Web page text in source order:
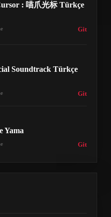
: 喵爪光标 Türkçe
Git
Soundtrack Türkçe
Git
Yama
Git